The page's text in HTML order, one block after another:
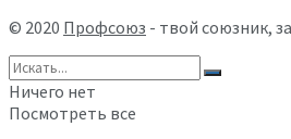
© 2020 Профсоюз - твой союзник,
Ничего нет
Посмотреть все